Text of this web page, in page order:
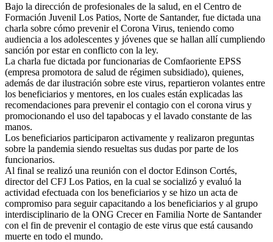
Bajo la dirección de profesionales de la salud, en el Centro de
Formación Juvenil Los Patios, Norte de Santander, fue dictada una
charla sobre cómo prevenir el Corona Virus, teniendo como
audiencia a los adolescentes y jóvenes que se hallan allí cumpliendo
sanción por estar en conflicto con la ley.
La charla fue dictada por funcionarias de Comfaoriente EPSS
(empresa promotora de salud de régimen subsidiado), quienes,
además de dar ilustración sobre este virus, repartieron volantes entre
los beneficiarios y mentores, en los cuales están explicadas las
recomendaciones para prevenir el contagio con el corona virus y
promocionando el uso del tapabocas y el lavado constante de las
manos.
Los beneficiarios participaron activamente y realizaron preguntas
sobre la pandemia siendo resueltas sus dudas por parte de los
funcionarios.
Al final se realizó una reunión con el doctor Edinson Cortés,
director del CFJ Los Patios, en la cual se socializó y evaluó la
actividad efectuada con los beneficiarios y se hizo un acta de
compromiso para seguir capacitando a los beneficiarios y al grupo
interdisciplinario de la ONG Crecer en Familia Norte de Santander
con el fin de prevenir el contagio de este virus que está causando
muerte en todo el mundo.